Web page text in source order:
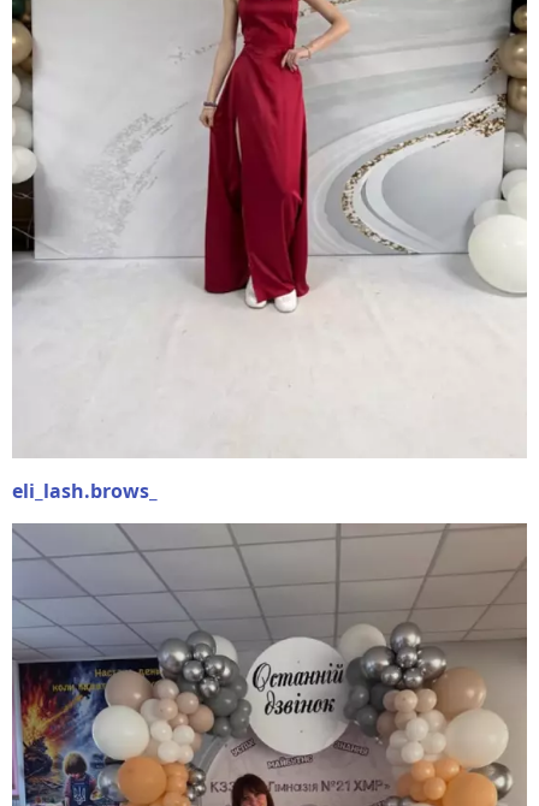
eli_lash.brows_